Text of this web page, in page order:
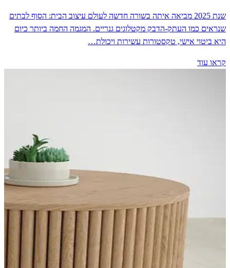
שנת 2025 מביאה איתה בשורה חדשה לעולם עיצוב הבית: הסוף לבתים
שנראים כמו העתק-הדבק מקטלוגים גנריים. המגמה החמה ביותר כיום
היא ביטוי אישי, טקסטורות עשירות ויכולת…
קראו עוד